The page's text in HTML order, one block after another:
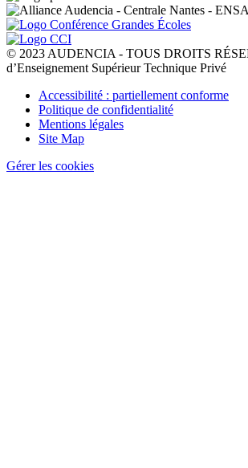
© 2023 AUDENCIA - TOUS DROITS
d’Enseignement Supérieur Technique Privé
Pied
page
Accessibilité : partiellement conforme
Politique de confidentialité
Mentions légales
Site Map
Gérer les cookies